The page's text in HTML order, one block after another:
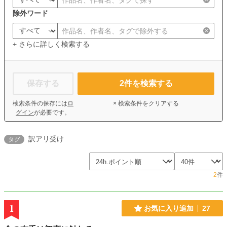
除外ワード
+ さらに詳しく検索する
保存する
検索条件の保存には ロ
グインが必要です。
2件を検索する
× 検索条件をクリアする
タグ 訳アリ受け
2件
1 お気に入り追加 27